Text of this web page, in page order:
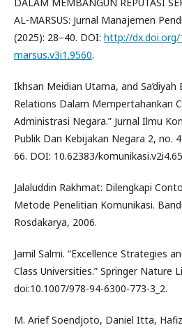
AL-MARSUS: Jurnal Manajemen
(2025): 28–40. DOI: http://dx.doi.org/
marsus.v3i1.9560.
Ikhsan Meidian Utama, and Sa’diyah
Relations Dalam Mempertahankan
Administrasi Negara.” Jurnal Ilmu
Publik Dan Kebijakan Negara 2, no.
66. DOI: 10.62383/
Jalaluddin Rakhmat: Dilengkapi
Metode Penelitian Komunikasi.
Rosdakarya, 2006.
Jamil Salmi. “Excellence Strategies
Class Universities.” Springer Nature
doi:10.1007/978-94-6300-773-3_2.
M. Arief Soendjoto, Daniel Itta,